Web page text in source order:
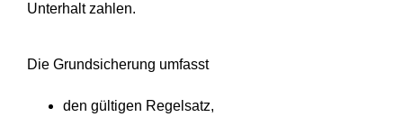
Unterhalt zahlen.
Die Grundsicherung umfasst
den gültigen Regelsatz,